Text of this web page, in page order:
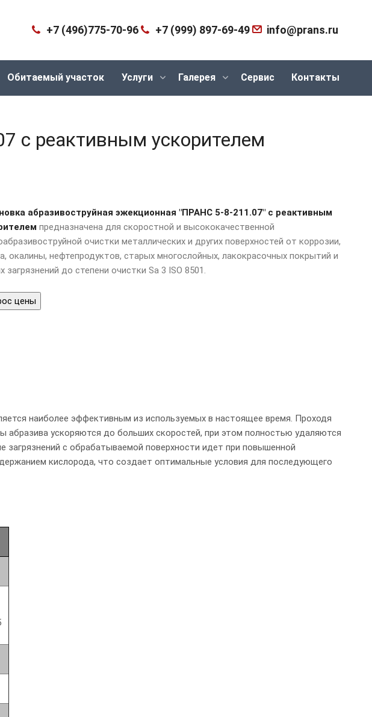
+7 (496)775-70-96 +7 (999) 897-69-49 info@prans.ru
Обитаемый участок Услуги Галерея Сервис Контакты
с реактивным ускорителем
абразивоструйная эжекционная "ПРАНС 5-8-211.07" с реактивным
предназначена для скоростной и высококачественной
очистки металлических и других поверхностей от коррозии,
окалины, нефтепродуктов, старых многослойных, лакокрасочных покрытий и
загрязнений до степени очистки Sa 3 ISO 8501.
цены
наиболее эффективным из используемых в настоящее время. Проходя
абразива ускоряются до больших скоростей, при этом полностью удаляются
загрязнений с обрабатываемой поверхности идет при повышенной
кислорода, что создает оптимальные условия для последующего